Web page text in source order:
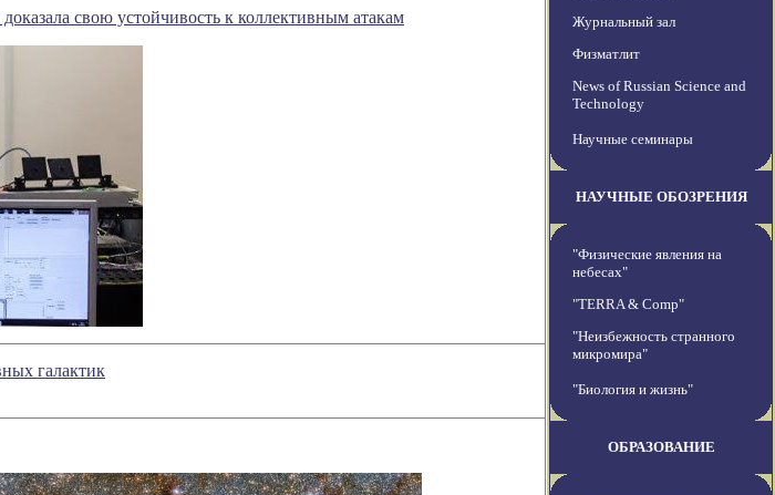
свою устойчивость к коллективным атакам
галактик
Журнальный зал
Физматлит
News of Russian Science and
Technology
Научные семинары
НАУЧНЫЕ ОБОЗРЕНИЯ
"Физические явления на
небесах"
"TERRA & Comp"
"Неизбежность странного
микромира"
"Биология и жизнь"
ОБРАЗОВАНИЕ